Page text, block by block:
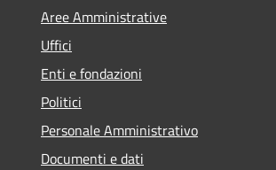
Aree Amministrative
Uffici
Enti e fondazioni
Politici
Personale Amministrativo
Documenti e dati